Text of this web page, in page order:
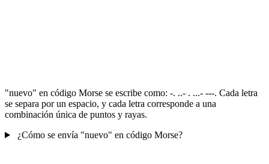
"nuevo" en código Morse se escribe como: -. ..- . ...- ---. Cada letra
se separa por un espacio, y cada letra corresponde a una
combinación única de puntos y rayas.
¿Cómo se envía "nuevo" en código Morse?